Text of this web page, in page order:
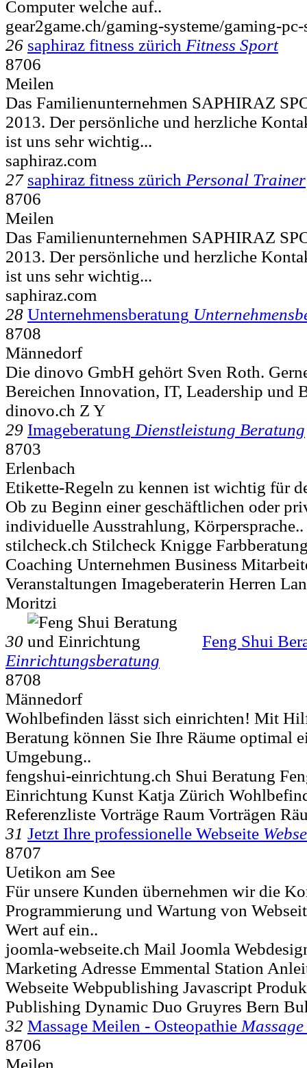
Computer welche auf..
gear2game.ch/gaming-systeme/gaming-
26 saphiraz fitness zürich Fitness Sport
8706
Meilen
Das Familienunternehmen SAPHIRAZ
2013. Der persönliche und herzliche
ist uns sehr wichtig...
saphiraz.com
27 saphiraz fitness zürich Personal Trainer
8706
Meilen
Das Familienunternehmen SAPHIRAZ
2013. Der persönliche und herzliche
ist uns sehr wichtig...
saphiraz.com
28 Unternehmensberatung
8708
Männedorf
Die dinovo GmbH gehört Sven Roth.
Bereichen Innovation, IT, Leadership und
dinovo.ch Z Y
29 Imageberatung Dienstleistung Beratung
8703
Erlenbach
Etikette-Regeln zu kennen ist wichtig für
Ob zu Beginn einer geschäftlichen oder
individuelle Ausstrahlung, Körpersprache..
stilcheck.ch Stilcheck Knigge
Coaching Unternehmen Business
Veranstaltungen Imageberaterin Herren
Moritzi
30
Feng Shui
Einrichtungsberatung
8708
Männedorf
Wohlbefinden lässt sich einrichten! Mit
Beratung können Sie Ihre Räume optimal
Umgebung..
fengshui-einrichtung.ch Shui Beratung
Einrichtung Kunst Katja Zürich
Referenzliste Vorträge Raum Vorträgen
31 Jetzt Ihre professionelle Webseite
8707
Uetikon am See
Für unsere Kunden übernehmen wir die
Programmierung und Wartung von
Wert auf ein..
joomla-webseite.ch Mail Joomla
Marketing Adresse Emmental Station
Webseite Webpublishing Javascript
Publishing Dynamic Duo Gruyres Bern
32 Massage Meilen - Osteopathie
8706
Meilen